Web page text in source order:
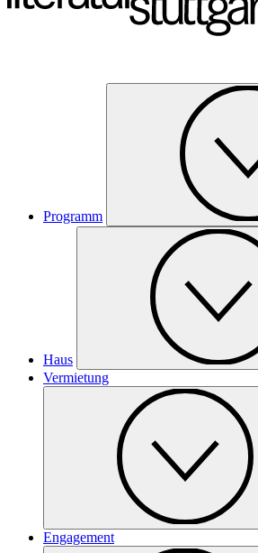
Programm
Haus
Vermietung
Engagement